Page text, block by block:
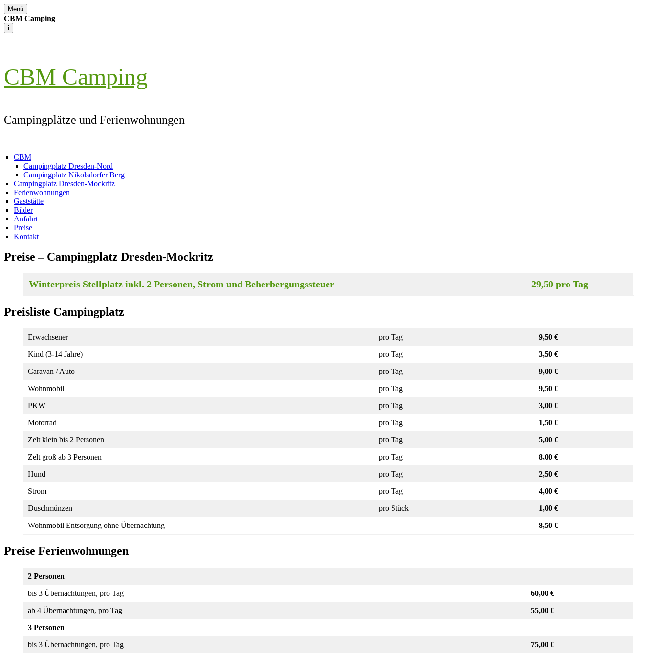
Menü
CBM Camping
i
CBM Camping
Campingplätze und Ferienwohnungen
CBM
Campingplatz Dresden-Nord
Campingplatz Nikolsdorfer Berg
Campingplatz Dresden-Mockritz
Ferienwohnungen
Gaststätte
Bilder
Anfahrt
Preise
Kontakt
Preise – Campingplatz Dresden-Mockritz
Winterpreis Stellplatz inkl. 2 Personen, Strom und Beherbergungssteuer 29,50 pro Tag
Preisliste Campingplatz
Erwachsener pro Tag 9,50 €
Kind (3-14 Jahre) pro Tag 3,50 €
Caravan / Auto pro Tag 9,00 €
Wohnmobil pro Tag 9,50 €
PKW pro Tag 3,00 €
Motorrad pro Tag 1,50 €
Zelt klein bis 2 Personen pro Tag 5,00 €
Zelt groß ab 3 Personen pro Tag 8,00 €
Hund pro Tag 2,50 €
Strom pro Tag 4,00 €
Duschmünzen pro Stück 1,00 €
Wohnmobil Entsorgung ohne Übernachtung 8,50 €
Preise Ferienwohnungen
2 Personen
bis 3 Übernachtungen, pro Tag 60,00 €
ab 4 Übernachtungen, pro Tag 55,00 €
3 Personen
bis 3 Übernachtungen, pro Tag 75,00 €